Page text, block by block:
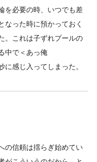
を必要の時、いつでも差
なった時に預かっておく
。これは子ずれプールの
中で＜あっ俺
感じ入ってしまった。
の信頼は揺らぎ始めてい